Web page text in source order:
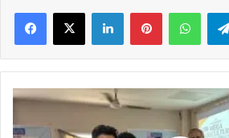
Facebook
X LinkedInPinterest
मधुबनी
200